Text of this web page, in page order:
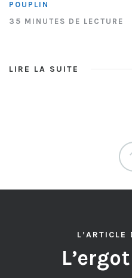
POUPLIN
35 MINUTES DE LECTURE
LIRE LA SUITE
L’ARTICLE